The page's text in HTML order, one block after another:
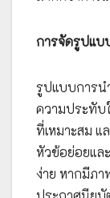
การจัดรูปแบ
รูปแบบการน
ความประทับ
ที่เหมาะสม แ
หัวข้อย่อยแล
ง่าย หากมีภ